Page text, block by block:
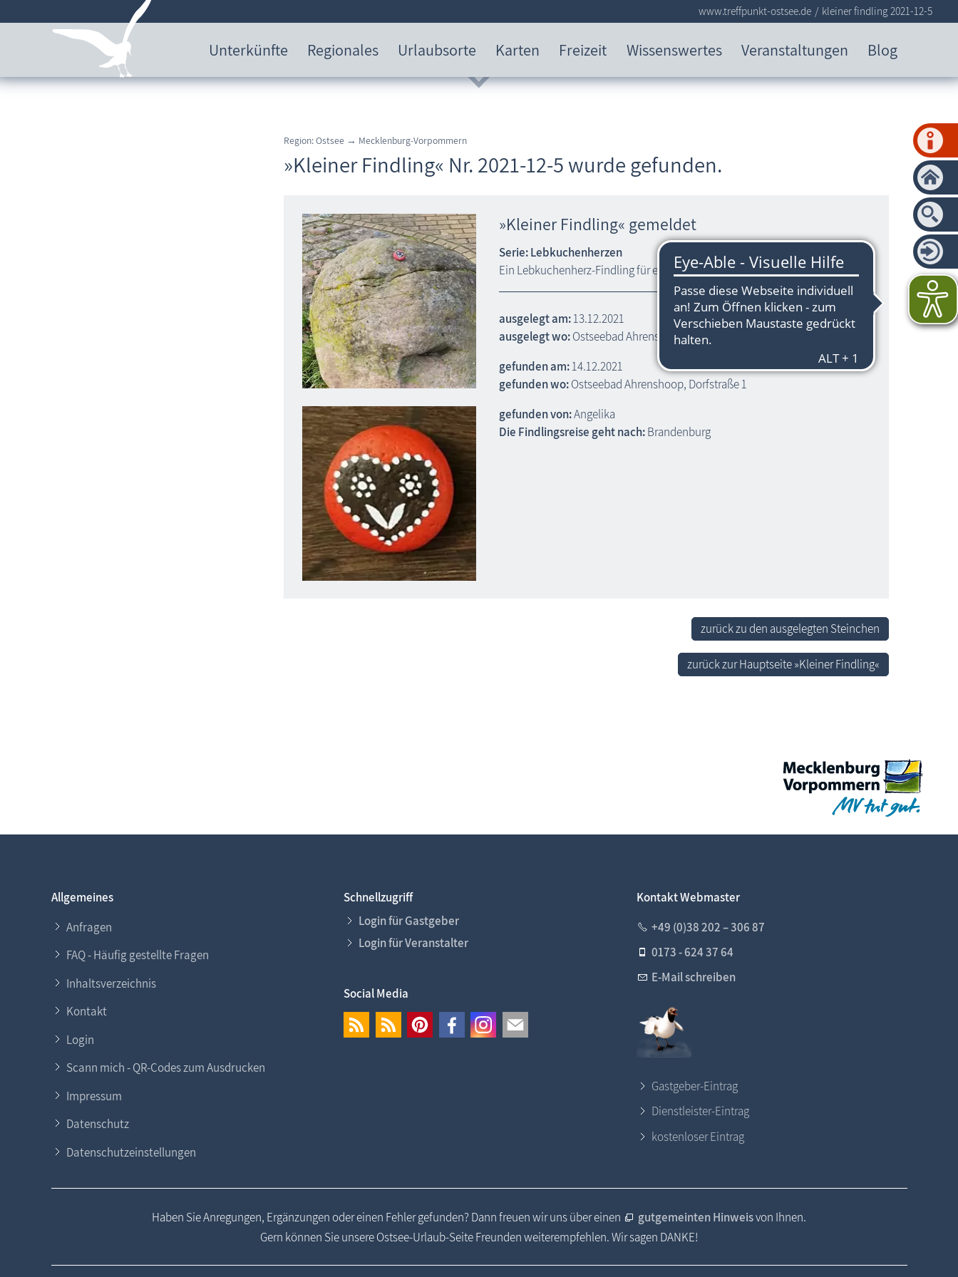
Unterkünfte Regionales Urlaubsorte Karten Freizeit Wissenswertes Veranstaltungen Blog
www.treffpunkt-ostsee.de kleiner findling 2021-12-5
Region: Ostsee → Mecklenburg-Vorpommern
»Kleiner Findling« Nr. 2021-12-5 wurde gefunden.
»Kleiner Findling« gemeldet
Serie: Lebkuchenherzen
Ein Lebkuchenherz-Findling für eine besinnliche Zeit.
ausgelegt am:13.12.2021
ausgelegt wo:Ostseebad Ahrenshoop
gefunden am:14.12.2021
gefunden wo:Ostseebad Ahrenshoop, Dorfstraße 1
gefunden von:Angelika
Die Findlingsreise geht nach:Brandenburg
zurück zu den ausgelegten Steinchen
zurück zur Hauptseite »Kleiner Findling«
Allgemeines
Anfragen
FAQ - Häufig gestellte Fragen
Inhaltsverzeichnis
Kontakt
Login
Scann mich - QR-Codes zum Ausdrucken
Impressum
Datenschutz
Datenschutzeinstellungen
Schnellzugriff
Login für Gastgeber
Login für Veranstalter
Social Media
Kontakt Webmaster
+49 (0)38 202 – 306 87
0173 - 624 37 64
E-Mail schreiben
Gastgeber-Eintrag
Dienstleister-Eintrag
kostenloser Eintrag
Haben Sie Anregungen, Ergänzungen oder einen Fehler gefunden? Dann freuen wir uns über einen gutgemeinten Hinweisvon Ihnen.
Gern können Sie unsere Ostsee-Urlaub-Seite Freunden weiterempfehlen. Wir sagen DANKE!